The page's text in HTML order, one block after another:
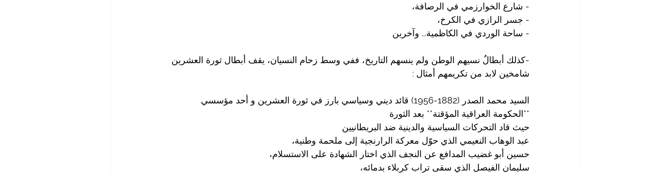
- شارع الخوارزمي في الرصافة،
- جسر الرازي في الكرخ،
- ساحة الوردي في الكاظمية... وآخرين
-كذلك أبطالٌ نسيهم الوطن ولم ينسهم التاريخ، ففي وسط زحام النسيان، يقف أبطال ثورة العشرين
شامخين لابد من تكريمهم أمثال :
السيد محمد الصدر (1882-1956) قائد ديني وسياسي بارز في ثورة العشرين و أحد مؤسسي
**الحكومة العراقية المؤقتة** بعد الثورة
حيث قاد التحركات السياسية والدينية ضد البريطانيين
عبد الوهاب النعيمي الذي حوّل معركة الرارنجية إلى ملحمة وطنية،
حسين أبو غضيب المدافع عن النجف الذي اختار الشهادة على الاستسلام،
سليمان الفيصل الذي سقى تراب كربلاء بدمائه،